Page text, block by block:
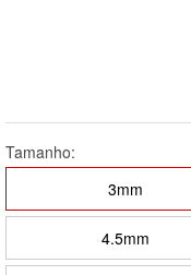
Tamanho:
3mm
4.5mm